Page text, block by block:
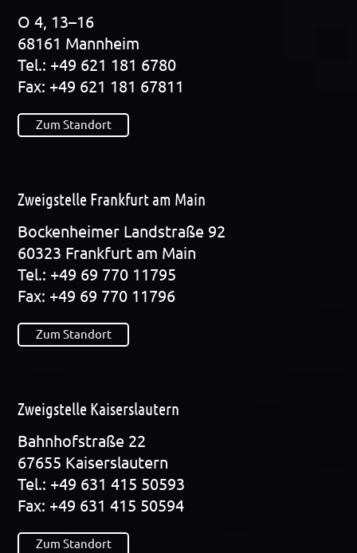
O 4, 13–16
68161 Mann­heim
Tel.: +49 621 181 6780
Fax: +49 621 181 67811
Zum Standort
Zweigstelle Frankfurt am Main
Bocken­hei­mer Land­stra­ße 92
60323 Frank­furt am Main
Tel.: +49 69 770 11795
Fax: +49 69 770 11796
Zum Standort
Zweigstelle Kaiserslautern
Bahn­hof­stra­ße 22
67655 Kai­sers­lau­tern
Tel.: +49 631 415 50593
Fax: +49 631 415 50594
Zum Standort